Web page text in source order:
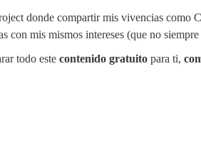
donde compartir mis vivencias como
con mis mismos intereses (que no
todo este contenido gratuito para ti,